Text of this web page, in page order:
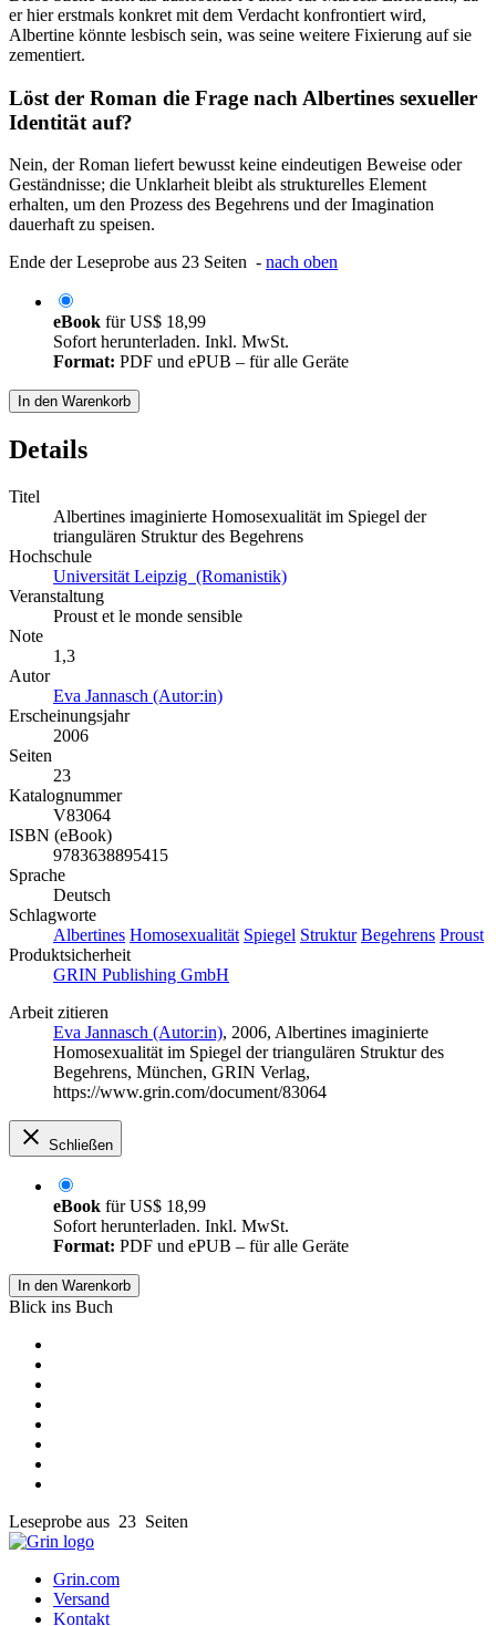
er hier erstmals konkret mit dem Verdacht konfrontiert wird,
Albertine könnte lesbisch sein, was seine weitere Fixierung auf sie
zementiert.
Löst der Roman die Frage nach Albertines sexueller
Identität auf?
Nein, der Roman liefert bewusst keine eindeutigen Beweise oder
Geständnisse; die Unklarheit bleibt als strukturelles Element
erhalten, um den Prozess des Begehrens und der Imagination
dauerhaft zu speisen.
Ende der Leseprobe aus 23 Seiten - nach oben
eBook fürUS$ 18,99
Sofort herunterladen. Inkl. MwSt.
Format: PDF und ePUB – für alle Geräte
In den Warenkorb
Details
Titel
Albertines imaginierte Homosexualität im Spiegel der
triangulären Struktur des Begehrens
Hochschule
Universität Leipzig (Romanistik)
Veranstaltung
Proust et le monde sensible
Note
1,3
Autor
Eva Jannasch (Autor:in)
Erscheinungsjahr
2006
Seiten
23
Katalognummer
V83064
ISBN (eBook)
9783638895415
Sprache
Deutsch
Schlagworte
Albertines Homosexualität Spiegel Struktur Begehrens Proust
Produktsicherheit
GRIN Publishing GmbH
Arbeit zitieren
Eva Jannasch (Autor:in), 2006, Albertines imaginierte
Homosexualität im Spiegel der triangulären Struktur des
Begehrens, München, GRIN Verlag,
https://www.grin.com/document/83064
Schließen
eBook fürUS$ 18,99
Sofort herunterladen. Inkl. MwSt.
Format: PDF und ePUB – für alle Geräte
In den Warenkorb
Blick ins Buch
Leseprobe aus 23 Seiten
Grin.com
Versand
Kontakt